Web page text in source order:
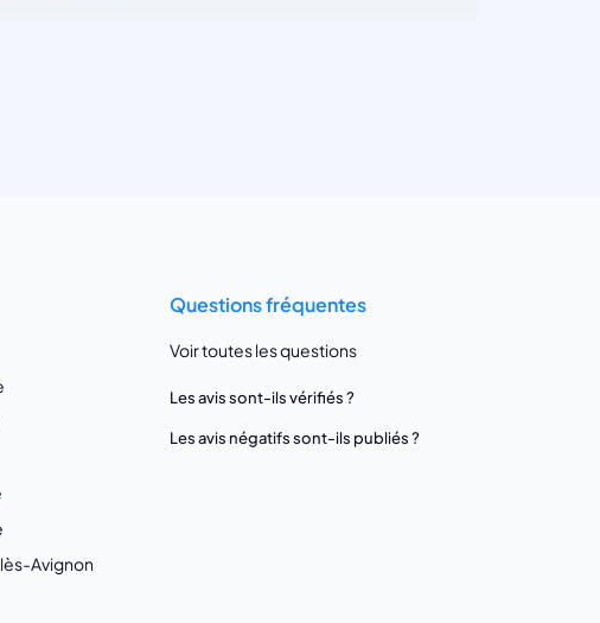
Avignon
Questions fréquentes
Voir toutes les questions
Les avis sont-ils vérifiés ?
Les avis négatifs sont-ils publiés ?